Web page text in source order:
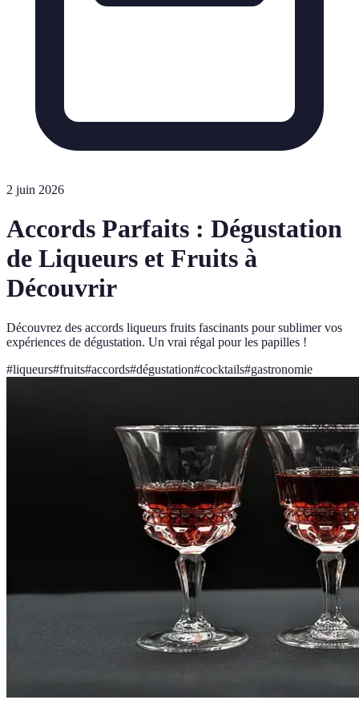
2 juin 2026
Accords Parfaits : Dégustation
de Liqueurs et Fruits à
Découvrir
Découvrez des accords liqueurs fruits fascinants pour sublimer vos
expériences de dégustation. Un vrai régal pour les papilles !
#liqueurs#fruits#accords#dégustation#cocktails#gastronomie